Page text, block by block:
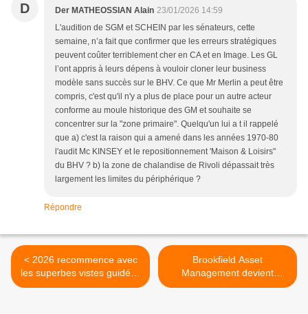
D Der MATHEOSSIAN Alain 23/01/2026 14:59
L'audition de SGM et SCHEIN par les sénateurs, cette
semaine, n’a fait que confirmer que les erreurs stratégiques
peuvent coûter terriblement cher en CA et en Image. Les GL
l’ont appris à leurs dépens à vouloir cloner leur business
modèle sans succès sur le BHV. Ce que Mr Merlin a peut être
compris, c'est qu'il n'y a plus de place pour un autre acteur
conforme au moule historique des GM et souhaite se
concentrer sur la "zone primaire". Quelqu'un lui a t il rappelé
que a) c'est la raison qui a amené dans les années 1970-80
l'audit Mc KINSEY et le repositionnement 'Maison & Loisirs"
du BHV ? b) la zone de chalandise de Rivoli dépassait très
largement les limites du périphérique ?
Répondre
< 2026 recommence avec
les superbes vistes guidées
de Didier Bouchard
Brookfield Asset
Management devient
propriétaire des murs du